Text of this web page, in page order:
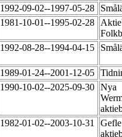
1992-09-02--1997-05-28
1981-10-01--1995-02-28
1992-08-28--1994-04-15
1989-01-24--2001-12-05
1990-10-02--2025-09-30 Nya
1982-01-02--2003-10-31